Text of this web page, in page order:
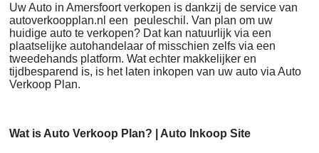
Uw Auto in Amersfoort verkopen is dankzij de service van
autoverkoopplan.nl een peuleschil. Van plan om uw
huidige auto te verkopen? Dat kan natuurlijk via een
plaatselijke autohandelaar of misschien zelfs via een
tweedehands platform. Wat echter makkelijker en
tijdbesparend is, is het laten inkopen van uw auto via Auto
Verkoop Plan.
Wat is Auto Verkoop Plan? | Auto Inkoop Site